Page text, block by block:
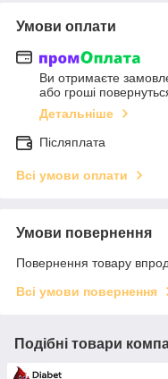
Умови оплати
Ви отримаєте
або гроші
Детальніше
Післяплата
Всі умови оплати
Умови повернення
Повернення товару
Всі умови повернення
Подібні товари